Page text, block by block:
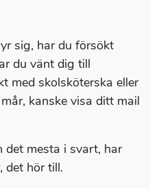
sig, har du försökt
du vänt dig till
med skolsköterska eller
kanske visa ditt mail
det mesta i svart, har
det hör till.